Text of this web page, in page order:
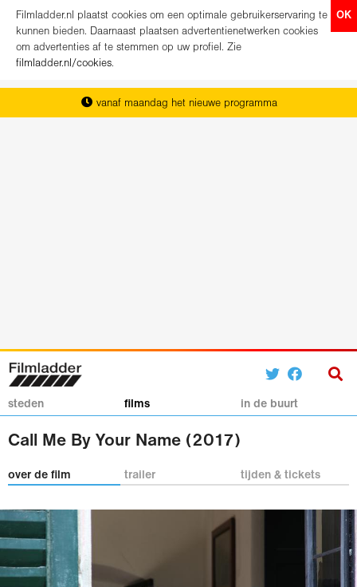
OK
Filmladder.nl plaatst cookies om een optimale gebruikerservaring te
kunnen bieden. Daarnaast plaatsen advertentienetwerken cookies
om advertenties af te stemmen op uw profiel. Zie
filmladder.nl/cookies.
vanaf maandag het nieuwe programma
het complete overzicht van Nederland
koop direct je kaartjes
steden films in de buurt
Call Me By Your Name (2017)
over de film trailer tijden & tickets